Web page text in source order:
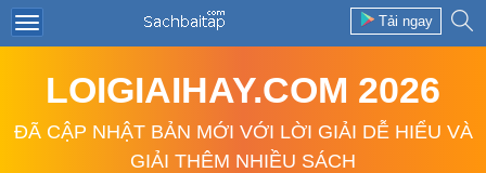
Tải ngay
LOIGIAIHAY.COM 2026
ĐÃ CẬP NHẬT BẢN MỚI VỚI LỜI GIẢI DỄ HIỂU VÀ
GIẢI THÊM NHIỀU SÁCH